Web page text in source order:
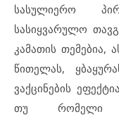
სასულიერო
სასიყვარულო
კამათის თემებია,
წითელას,
ვაქცინების
თუ რომელი